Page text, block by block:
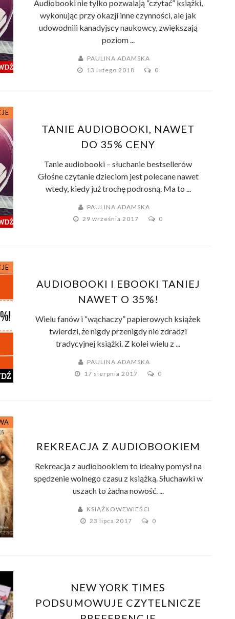
Audiobooki nie tylko pozwalają “czytać” książki,
wykonując przy okazji inne czynności, ale jak
udowodnili kanadyjscy naukowcy, zwiększają
poziom ...
PAULINA ADAMSKA
13 lutego 2018
0
TANIE AUDIOBOOKI, NAWET
DO 35% CENY
Tanie audiobooki – słuchanie bestsellerów
Głośne czytanie dzieciom jest polecane nawet
wtedy, kiedy już trochę podrosną. Ma to ...
PAULINA ADAMSKA
29 września 2017
0
AUDIOBOOKI I EBOOKI TANIEJ
NAWET O 35%!
Wielu fanów i “wąchaczy” papierowych książek
twierdzi, że nigdy przenigdy nie zdradzi
tradycyjnej książki. Z kolei wielu z ...
PAULINA ADAMSKA
17 sierpnia 2017
0
REKREACJA Z AUDIOBOOKIEM
Rekreacja z audiobookiem to idealny pomysł na
spędzenie wolnego czasu z książką. Słuchawki w
uszach to żadna nowość. ...
KSIĄŻKOWEWIEŚCI
23 lipca 2017
0
NEW YORK TIMES
PODSUMOWUJE CZYTELNICZE